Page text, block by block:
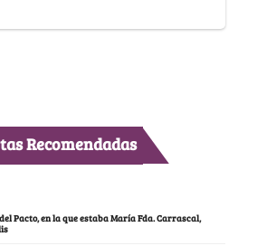
Recomendadas
Pacto, en la que estaba María Fda. Carrascal,